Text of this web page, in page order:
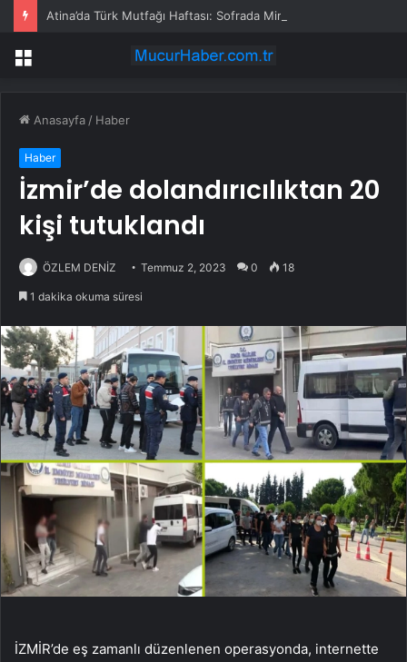
Atina’da Türk Mutfağı Haftası: Sofrada Miras
Menü
Anasayfa / Haber
Haber
İzmir’de dolandırıcılıktan 20
kişi tutuklandı
ÖZLEM DENİZ Temmuz 2, 2023 0 18
1 dakika okuma süresi
İZMİR’de eş zamanlı düzenlenen operasyonda, internette